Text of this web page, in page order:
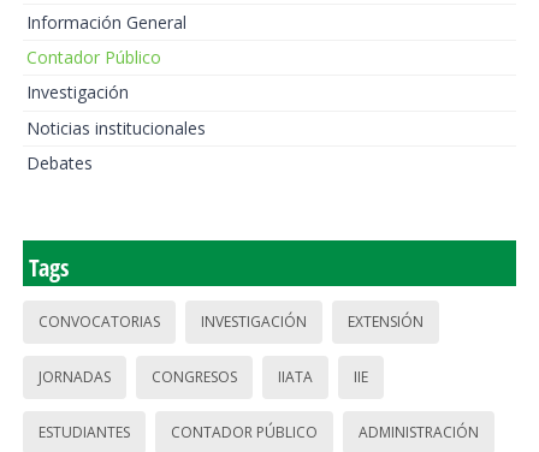
Información General
Contador Público
Investigación
Noticias institucionales
Debates
Tags
CONVOCATORIAS INVESTIGACIÓN EXTENSIÓN
JORNADAS CONGRESOS IIATA IIE
ESTUDIANTES CONTADOR PÚBLICO ADMINISTRACIÓN